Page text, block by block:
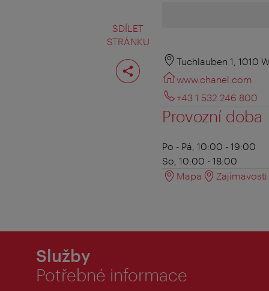
SDÍLET
STRÁNKU
Rozdělit
stranu
Tuchlauben 1, 1010
www.chanel.com
+43 1 532 246 800
Provozní doba
Po - Pá, 10:00 - 19:00
So, 10:00 - 18:00
Mapa
Služby
Potřebné informace